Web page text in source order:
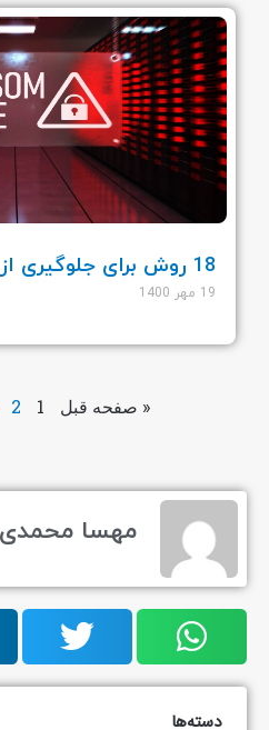
18 روش برای جلوگیری از حملات باج افزارها
19 مهر 1400
« صفحه قبل 1
2
مهسا محمدی
دسته‌ها